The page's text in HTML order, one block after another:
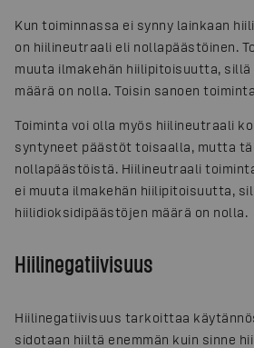
Kun toiminnassa ei synny lainkaan
on hiilineutraali eli nollapäästöinen.
muuta ilmakehän hiilipitoisuutta,
määrä on nolla. Toisin sanoen
Toiminta voi olla myös hiilineutraali
syntyneet päästöt toisaalla, mutta
nollapäästöistä. Hiilineutraali
ei muuta ilmakehän hiilipitoisuutta,
hiilidioksidipäästöjen määrä on nolla.
Hiilinegatiivisuus
Hiilinegatiivisuus tarkoittaa
sidotaan hiiltä enemmän kuin sinne